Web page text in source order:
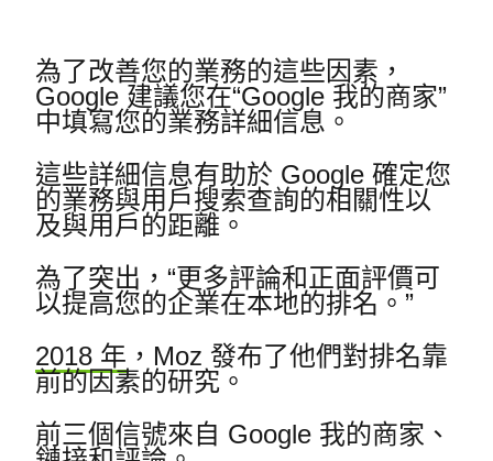
為了改善您的業務的這些因素，
Google 建議您在“Google 我的商家”
中填寫您的業務詳細信息。
這些詳細信息有助於 Google 確定您
的業務與用戶搜索查詢的相關性以
及與用戶的距離。
為了突出，“更多評論和正面評價可
以提高您的企業在本地的排名。”
2018 年 ， Moz 發布了他們對排名靠
前的因素的研究。
前三個信號來自 Google 我的商家、